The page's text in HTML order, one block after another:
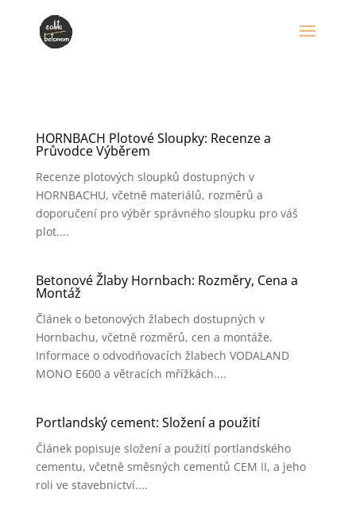
HORNBACH Plotové Sloupky: Recenze a
Průvodce Výběrem
Recenze plotových sloupků dostupných v
HORNBACHU, včetně materiálů, rozměrů a
doporučení pro výběr správného sloupku pro váš
plot....
Betonové Žlaby Hornbach: Rozměry, Cena a
Montáž
Článek o betonových žlabech dostupných v
Hornbachu, včetně rozměrů, cen a montáže.
Informace o odvodňovacích žlabech VODALAND
MONO E600 a větracích mřížkách....
Portlandský cement: Složení a použití
Článek popisuje složení a použití portlandského
cementu, včetně směsných cementů CEM II, a jeho
roli ve stavebnictví....